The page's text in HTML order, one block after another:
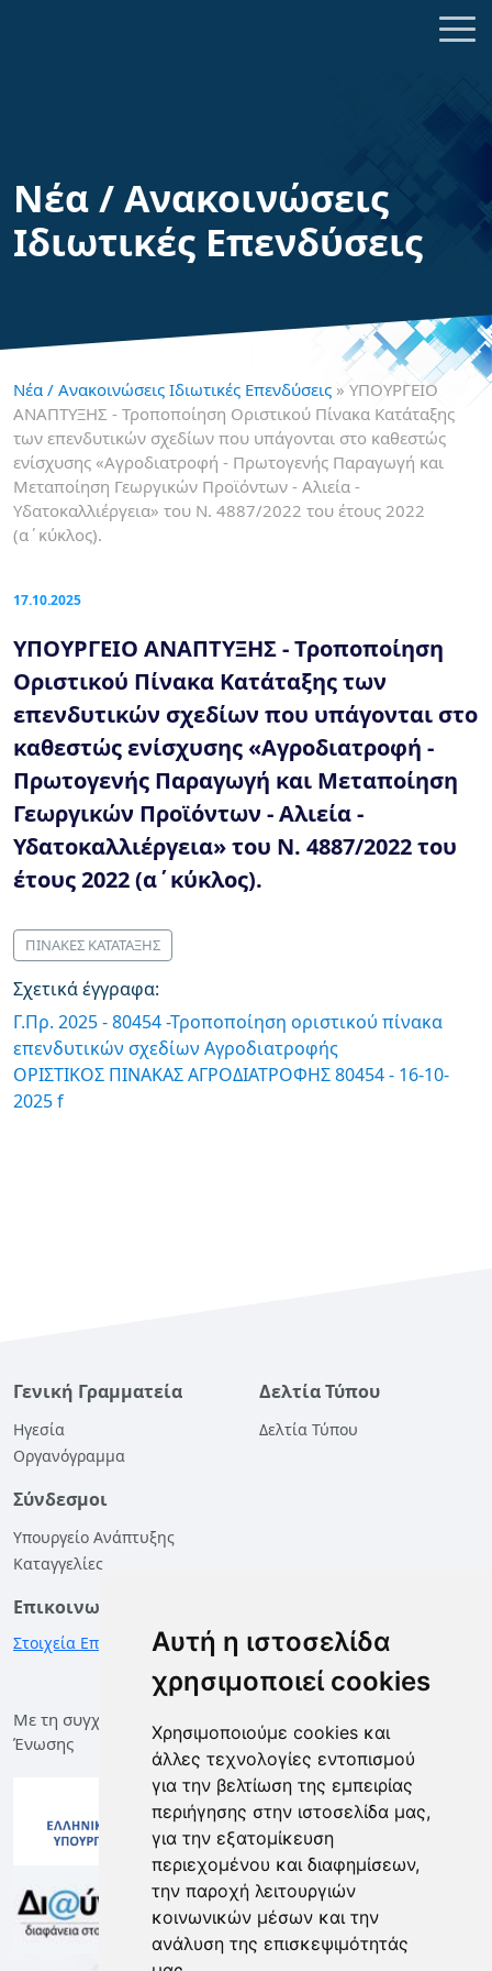
Αυτή η ιστοσελίδα
χρησιμοποιεί cookies
Χρησιμοποιούμε cookies και
άλλες τεχνολογίες εντοπισμού
για την βελτίωση της εμπειρίας
περιήγησης στην ιστοσελίδα μας,
για την εξατομίκευση
περιεχομένου και διαφημίσεων,
την παροχή λειτουργιών
κοινωνικών μέσων και την
ανάλυση της επισκεψιμότητάς
Νέα / Ανακοινώσεις
Ιδιωτικές Επενδύσεις
Νέα / Ανακοινώσεις Ιδιωτικές Επενδύσεις » ΥΠΟΥΡΓΕΙΟ
ΑΝΑΠΤΥΞΗΣ - Τροποποίηση Οριστικού Πίνακα Κατάταξης
των επενδυτικών σχεδίων που υπάγονται στο καθεστώς
ενίσχυσης «Αγροδιατροφή - Πρωτογενής Παραγωγή και
Μεταποίηση Γεωργικών Προϊόντων - Αλιεία -
Υδατοκαλλιέργεια» του Ν. 4887/2022 του έτους 2022
(α΄κύκλος).
17.10.2025
ΥΠΟΥΡΓΕΙΟ ΑΝΑΠΤΥΞΗΣ - Τροποποίηση
Οριστικού Πίνακα Κατάταξης των
επενδυτικών σχεδίων που υπάγονται στο
καθεστώς ενίσχυσης «Αγροδιατροφή -
Πρωτογενής Παραγωγή και Μεταποίηση
Γεωργικών Προϊόντων - Αλιεία -
Υδατοκαλλιέργεια» του Ν. 4887/2022 του
έτους 2022 (α΄κύκλος).
ΠΙΝΑΚΕΣ ΚΑΤΑΤΑΞΗΣ
Σχετικά έγγραφα:
Γ.Πρ. 2025 - 80454 -Τροποποίηση οριστικού πίνακα
επενδυτικών σχεδίων Αγροδιατροφής
ΟΡΙΣΤΙΚΟΣ ΠΙΝΑΚΑΣ ΑΓΡΟΔΙΑΤΡΟΦΗΣ 80454 - 16-10-
2025 f
Γενική Γραμματεία
Ηγεσία
Οργανόγραμμα
Δελτία Τύπου
Δελτία Τύπου
Σύνδεσμοι
Υπουργείο Ανάπτυξης
Καταγγελίες
Επικοινωνία
Στοιχεία Επικοινωνίας
Με τη συγχρηματοδότηση της Ελλάδας και της Ευρωπαϊκής
Ένωσης